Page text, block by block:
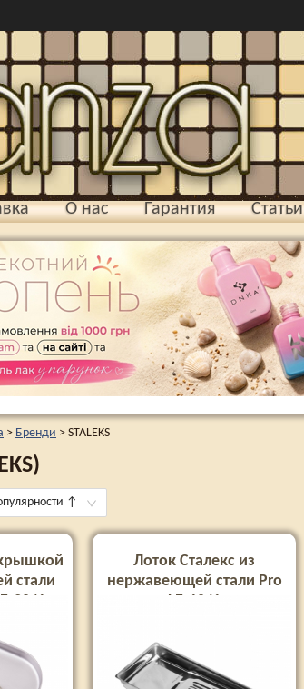
О нас Гарантия Статьи
> Бренди > STALEKS
↑
стали
20/1
Лоток Сталекс из
нержавеющей стали Pro
LE-10/1